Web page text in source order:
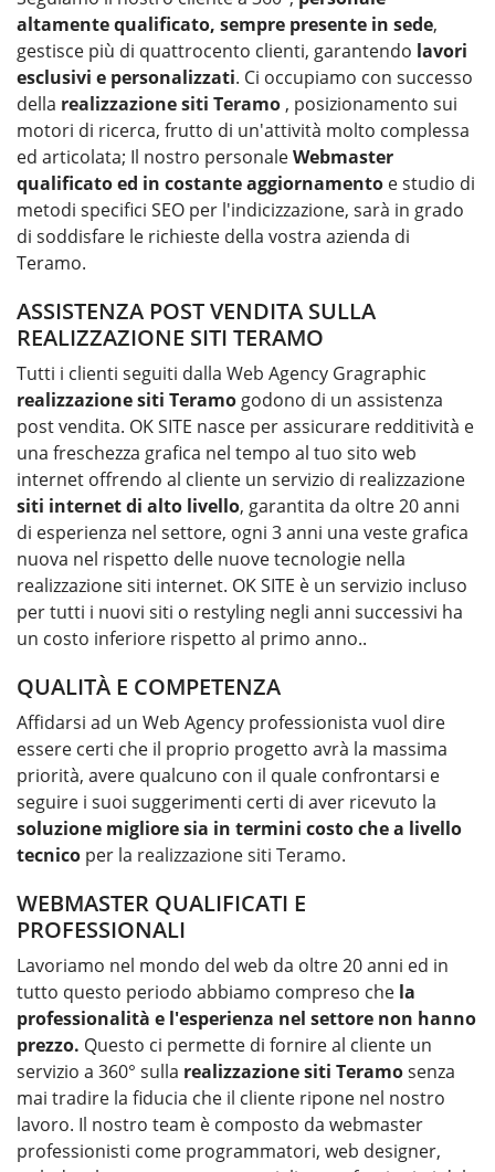
altamente qualificato, sempre presente in sede,
gestisce più di quattrocento clienti, garantendo lavori
esclusivi e personalizzati. Ci occupiamo con successo
della realizzazione siti Teramo , posizionamento sui
motori di ricerca, frutto di un'attività molto complessa
ed articolata; Il nostro personaleWebmaster
qualificato ed in costante aggiornamento e studio di
metodi specifici SEO per l'indicizzazione, sarà in grado
di soddisfare le richieste della vostra azienda di
Teramo.
ASSISTENZA POST VENDITA SULLA
REALIZZAZIONE SITI TERAMO
Tutti i clienti seguiti dalla Web Agency Gragraphic
realizzazione siti Teramo godono di un assistenza
post vendita. OK SITE nasce per assicurare redditività e
una freschezza grafica nel tempo al tuo sito web
internet offrendo al cliente un servizio di realizzazione
siti internet di alto livello, garantita da oltre 20 anni
di esperienza nel settore, ogni 3 anni una veste grafica
nuova nel rispetto delle nuove tecnologie nella
realizzazione siti internet. OK SITE è un servizio incluso
per tutti i nuovi siti o restyling negli anni successivi ha
un costo inferiore rispetto al primo anno..
QUALITÀ E COMPETENZA
Affidarsi ad un Web Agency professionista vuol dire
essere certi che il proprio progetto avrà la massima
priorità, avere qualcuno con il quale confrontarsi e
seguire i suoi suggerimenti certi di aver ricevuto la
soluzione migliore sia in termini costo che a livello
tecnico per la realizzazione siti Teramo.
WEBMASTER QUALIFICATI E
PROFESSIONALI
Lavoriamo nel mondo del web da oltre 20 anni ed in
tutto questo periodo abbiamo compreso che la
professionalità e l'esperienza nel settore non hanno
prezzo. Questo ci permette di fornire al cliente un
servizio a 360° sulla realizzazione siti Teramosenza
mai tradire la fiducia che il cliente ripone nel nostro
lavoro. Il nostro team è composto da webmaster
professionisti come programmatori, web designer,